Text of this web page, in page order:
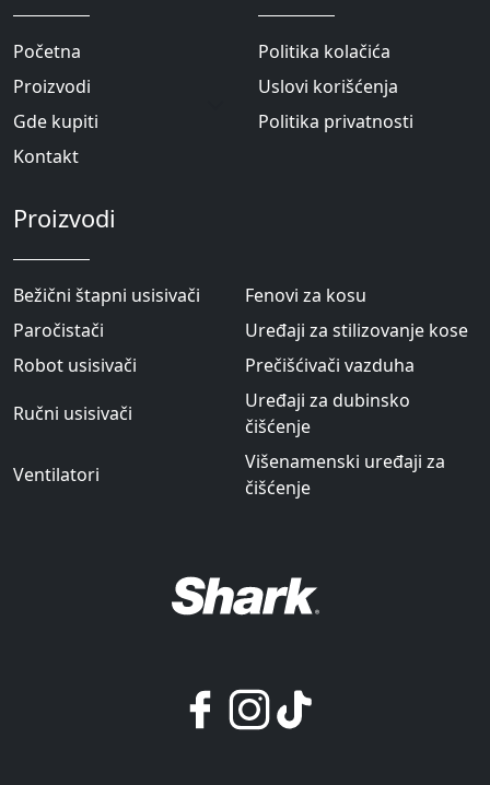
Početna
Proizvodi
Gde kupiti
Kontakt
Politika kolačića
Uslovi korišćenja
Politika privatnosti
Proizvodi
Bežični štapni usisivači
Fenovi za kosu
Paročistači
Uređaji za stilizovanje kose
Robot usisivači
Prečišćivači vazduha
Ručni usisivači
Uređaji za dubinsko
čišćenje
Ventilatori
Višenamenski uređaji za
čišćenje